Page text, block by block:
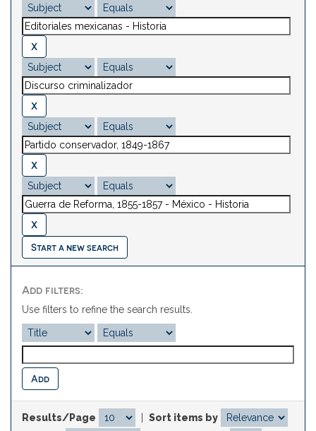
Start a new search
Add filters:
Use filters to refine the search results.
Results/Page
Sort items by